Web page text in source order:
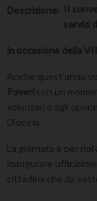
Descrizione: II
servizi
in occasione della
Anche quest’anno
Poveri con un
volontari e agli
Diocesi.
La giornata è per noi
inaugurare
cittadina che da